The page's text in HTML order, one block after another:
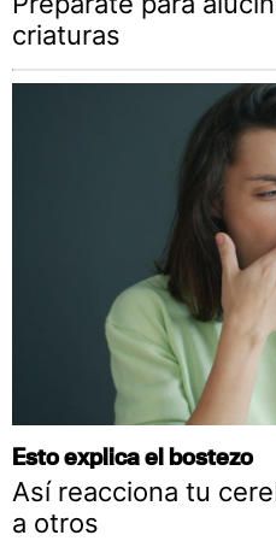
criaturas
Esto explica el bostezo
Así reacciona tu
a otros